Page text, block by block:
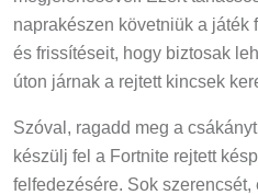
naprakészen követniük a
és frissítéseit, hogy biztosak
úton járnak a rejtett kincsek
Szóval, ragadd meg a
készülj fel a Fortnite rejtett
felfedezésére. Sok